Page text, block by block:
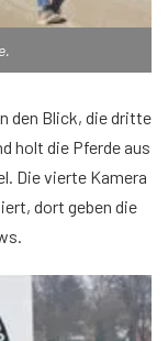
den Blick, die dritte
holt die Pferde aus
Die vierte Kamera
dort geben die